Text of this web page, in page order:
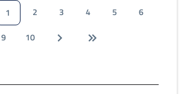
1 2 3 4 5
6
9 10